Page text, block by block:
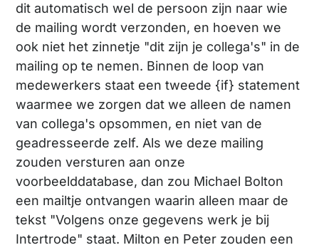
dit automatisch wel de persoon zijn naar wie
de mailing wordt verzonden, en hoeven we
ook niet het zinnetje "dit zijn je collega's" in de
mailing op te nemen. Binnen de loop van
medewerkers staat een tweede {if} statement
waarmee we zorgen dat we alleen de namen
van collega's opsommen, en niet van de
geadresseerde zelf. Als we deze mailing
zouden versturen aan onze
voorbeelddatabase, dan zou Michael Bolton
een mailtje ontvangen waarin alleen maar de
tekst "Volgens onze gegevens werk je bij
Intertrode" staat. Milton en Peter zouden een